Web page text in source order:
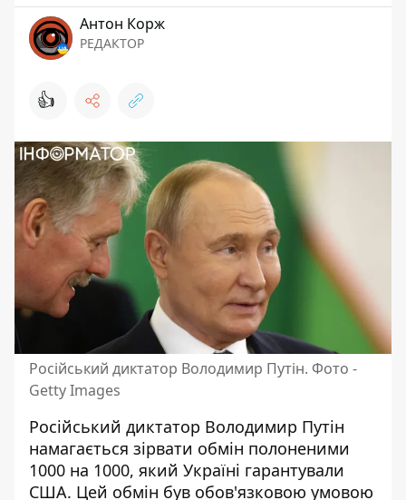
Антон Корж
РЕДАКТОР
👍
Російський диктатор Володимир Путін. Фото -
Getty Images
Російський диктатор Володимир Путін
намагається зірвати обмін полоненими
1000 на 1000, який Україні гарантували
США. Цей обмін був обов'язковою умовою